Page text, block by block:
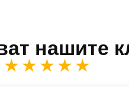
нашите
★★★★★